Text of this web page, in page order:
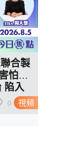
視頻
合製
怕中
陷入
0